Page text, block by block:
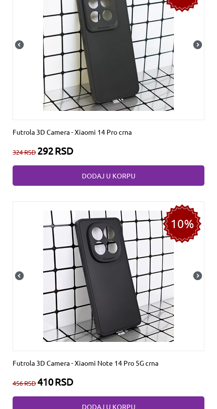
Futrola 3D Camera - Xiaomi 14 Pro crna
324RSD 292RSD
DODAJ U KORPU
10%
Futrola 3D Camera - Xiaomi Note 14 Pro 5G crna
456RSD410RSD
DODAJ U KORPU